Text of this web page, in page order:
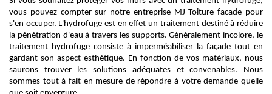
vous pouvez compter sur notre entreprise MJ Toiture facade pour
s'en occuper. L'hydrofuge est en effet un traitement destiné à réduire
la pénétration d'eau à travers les supports. Généralement incolore, le
traitement hydrofuge consiste à imperméabiliser la façade tout en
gardant son aspect esthétique. En fonction de vos matériaux, nous
saurons trouver les solutions adéquates et convenables. Nous
sommes tout à fait en mesure de répondre à votre demande quelle